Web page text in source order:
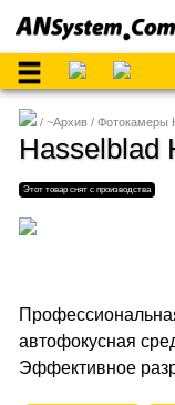
~Архив Фотокамеры
Hasselblad
автофокусная
Эффективное